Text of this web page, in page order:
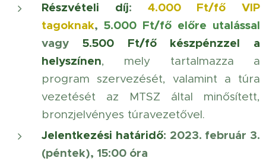
Részvételi díj: 4.000 Ft/fő VIP
tagoknak, 5.000 Ft/fő előre utalással
vagy 5.500 Ft/fő készpénzzel a
helyszínen, mely tartalmazza a
program szervezését, valamint a túra
vezetését az MTSZ által minősített,
bronzjelvényes túravezetővel.
Jelentkezési határidő: 2023. február 3.
(péntek), 15:00 óra